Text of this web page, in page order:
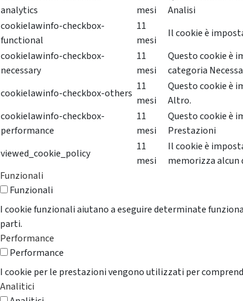
analytics
mesi
Analisi
cookielawinfo-checkbox-
functional
11
mesi
Il cookie è
cookielawinfo-checkbox-
necessary
11
mesi
Questo cookie è
categoria
cookielawinfo-checkbox-others
11
mesi
Questo cookie è
Altro.
cookielawinfo-checkbox-
performance
11
mesi
Questo cookie è
Prestazioni
viewed_cookie_policy
11
mesi
Il cookie è
memorizza alcun
Funzionali
Funzionali
I cookie funzionali aiutano a eseguire determinate
parti.
Performance
Performance
I cookie per le prestazioni vengono utilizzati per
Analitici